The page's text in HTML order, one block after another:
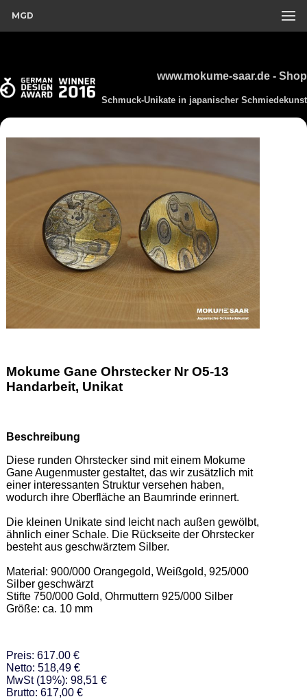
MGD
www.mokume-saar.de - Shop
Schmuck-Unikate in japanischer Schmiedekunst
Mokume Gane Ohrstecker Nr O5-13
Handarbeit, Unikat
Beschreibung
Diese runden Ohrstecker sind mit einem Mokume
Gane Augenmuster gestaltet, das wir zusätzlich mit
einer interessanten Struktur versehen haben,
wodurch ihre Oberfläche an Baumrinde erinnert.
Die kleinen Unikate sind leicht nach außen gewölbt,
ähnlich einer Schale. Die Rückseite der Ohrstecker
besteht aus geschwärztem Silber.
Material: 900/000 Orangegold, Weißgold, 925/000
Silber geschwärzt
Stifte 750/000 Gold, Ohrmuttern 925/000 Silber
Größe: ca. 10 mm
Preis: 617.00 €
Netto: 518,49 €
MwSt (19%): 98,51 €
Brutto: 617,00 €